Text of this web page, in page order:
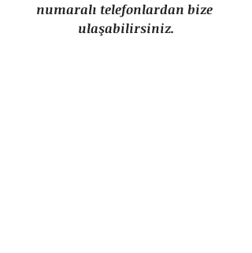
numaralı telefonlardan bize
ulaşabilirsiniz.